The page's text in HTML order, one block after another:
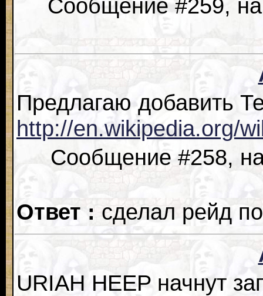
Сообщение #259,
Предлагаю добавить
http://en.wikipedia.org/
Сообщение #258,
Ответ : сделал рейд
URIAH HEEP начнут